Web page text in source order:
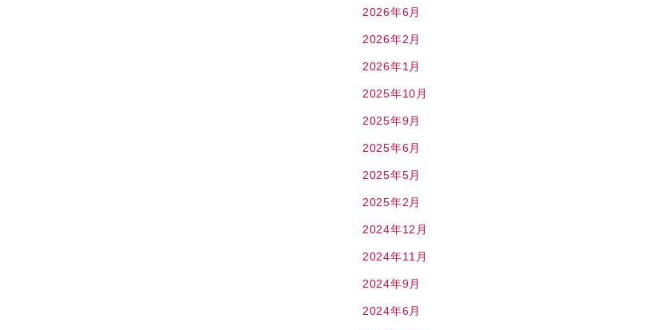
2026年6月
2026年2月
2026年1月
2025年10月
2025年9月
2025年6月
2025年5月
2025年2月
2024年12月
2024年11月
2024年9月
2024年6月